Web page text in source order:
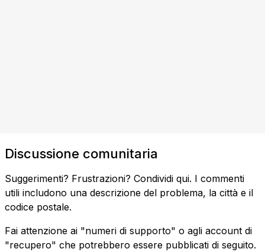
Discussione comunitaria
Suggerimenti? Frustrazioni? Condividi qui. I commenti
utili includono una descrizione del problema, la città e il
codice postale.
Fai attenzione ai "numeri di supporto" o agli account di
"recupero" che potrebbero essere pubblicati di seguito.